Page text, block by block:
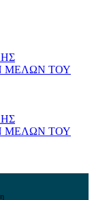
ΜΕΛΩΝ ΤΟΥ
ΜΕΛΩΝ ΤΟΥ